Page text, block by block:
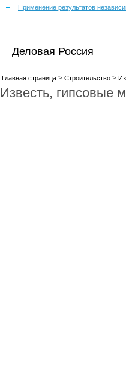
Применение результатов
Деловая Россия
Главная страница > Строительство >
Известь, гипсовые